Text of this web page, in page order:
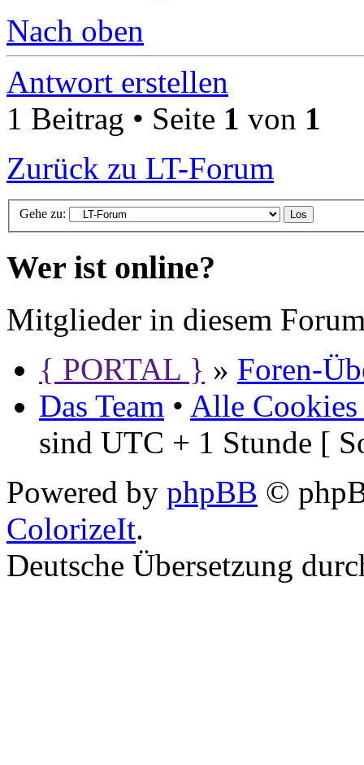
Nach oben
Antwort erstellen
1 Beitrag • Seite 1 von 1
Zurück zu LT-Forum
Gehe zu:
Wer ist online?
Mitglieder in diesem
{ PORTAL } » Foren-
Das Team • Alle Cookies
sind UTC + 1 Stunde [
Powered by phpBB ©
ColorizeIt.
Deutsche Übersetzung